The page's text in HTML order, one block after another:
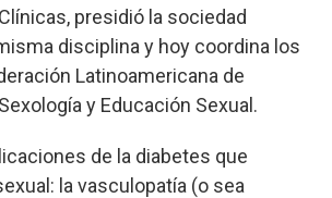
presidió la sociedad
disciplina y hoy coordina los
Latinoamericana de
y Educación Sexual.
de la diabetes que
la vasculopatía (o sea